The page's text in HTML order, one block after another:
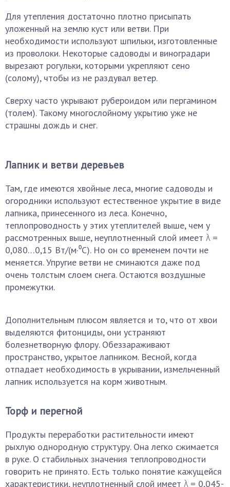
Для утепления достаточно плотно присыпать
уложенный на землю куст или ветви. При
необходимости используют шпильки, изготовленные
из проволоки. Некоторые садоводы и виноградари
вырезают рогульки, которыми укрепляют сено
(солому), чтобы из не раздувал ветер.
Сверху часто укрывают рубероидом или пергамином
(толем). Такому многослойному укрытию уже не
страшны дождь и снег.
Лапник и ветви деревьев
Там, где имеются хвойные леса, многие садоводы и
огородники используют естественное укрытие в виде
лапника, принесенного из леса. Конечно,
теплопроводность у этих утеплителей выше, чем у
рассмотренных выше, неуплотненный слой имеет λ =
0,080…0,15 Вт/(м·⁰С). Но он со временем почти не
меняется. Упругие ветви не сминаются даже под
очень толстым слоем снега. Остаются воздушные
промежутки.
Дополнительным плюсом является и то, что от хвои
выделяются фитонциды, они устраняют
болезнетворную флору. Обеззараживают
пространство, укрытое лапником. Весной, когда
отпадает необходимость в укрывании, измельченный
лапник используется на корм животным.
Торф и перегной
Продукты переработки растительности имеют
рыхлую однородную структуру. Она легко сжимается
в руке. О стабильных значения теплопроводности
говорить не принято. Есть только понятие кажущейся
характеристики, неуплотненный слой имеет λ = 0,045-